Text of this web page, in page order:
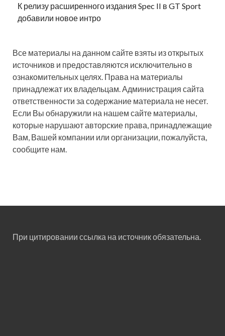
К релизу расширенного издания Spec II в GT Sport
добавили новое интро
Все материалы на данном сайте взяты из открытых
источников и предоставляются исключительно в
ознакомительных целях. Права на материалы
принадлежат их владельцам. Администрация сайта
ответственности за содержание материала не несет.
Если Вы обнаружили на нашем сайте материалы,
которые нарушают авторские права, принадлежащие
Вам, Вашей компании или организации, пожалуйста,
сообщите нам.
При цитировании ссылка на источник обязательна.